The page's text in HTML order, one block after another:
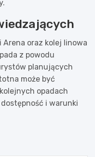
Arena oraz kolej linowa
z powodu
planujących
może być
opadach
i warunki